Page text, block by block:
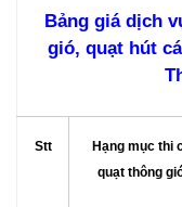
Bảng giá dịch
gió, quạt hút
Stt
Hạng mục thi
quạt thông